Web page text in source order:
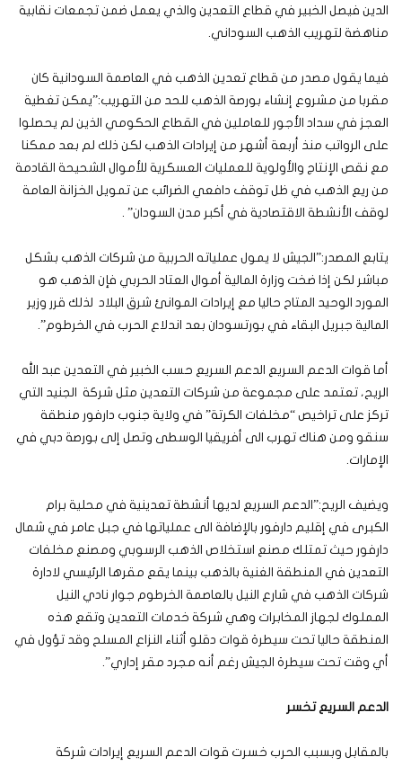
الدين فيصل الخبير في قطاع التعدين والذي يعمل ضمن تجمعات نقابية
مناهضة لتهريب الذهب السوداني.
فيما يقول مصدر من قطاع تعدين الذهب في العاصمة السودانية كان
مقربا من مشروع إنشاء بورصة الذهب للحد من التهريب:”يمكن تغطية
العجز في سداد الأجور للعاملين في القطاع الحكومي الذين لم يحصلوا
على الرواتب منذ أربعة أشهر من إيرادات الذهب لكن ذلك لم بعد ممكنا
مع نقص الإنتاج والأولوية للعمليات العسكرية للأموال الشحيحة القادمة
من ريع الذهب في ظل توقف دافعي الضرائب عن تمويل الخزانة العامة
لوقف الأنشطة الاقتصادية في أكبر مدن السودان” .
يتابع المصدر:”الجيش لا يمول عملياته الحربية من شركات الذهب بشكل
مباشر لكن إذا ضخت وزارة المالية أموال العتاد الحربي فإن الذهب هو
المورد الوحيد المتاح حاليا مع إيرادات الموانئ شرق البلاد لذلك قرر وزير
المالية جبريل البقاء في بورتسودان بعد اندلاع الحرب في الخرطوم”.
أما قوات الدعم السريع الدعم السريع حسب الخبير في التعدين عبد الله
الريح، تعتمد على مجموعة من شركات التعدين مثل شركة الجنيد التي
تركز على تراخيص “مخلفات الكرتة” في ولاية جنوب دارفور منطقة
سنقو ومن هناك تهرب الى أفريقيا الوسطى وتصل إلى بورصة دبي في
الإمارات.
ويضيف الريح:”الدعم السريع لديها أنشطة تعدينية في محلية برام
الكبرى في إقليم دارفور بالإضافة الى عملياتها في جبل عامر في شمال
دارفور حيث تمتلك مصنع استخلاص الذهب الرسوبي ومصنع مخلفات
التعدين في المنطقة الغنية بالذهب بينما يقع مقرها الرئيسي لادارة
شركات الذهب في شارع النيل بالعاصمة الخرطوم جوار نادي النيل
المملوك لجهاز المخابرات وهي شركة خدمات التعدين وتقع هذه
المنطقة حاليا تحت سيطرة قوات دقلو أثناء النزاع المسلح وقد تؤول في
أي وقت تحت سيطرة الجيش رغم أنه مجرد مقر إداري”.
الدعم السريع تخسر
بالمقابل وبسبب الحرب خسرت قوات الدعم السريع إيرادات شركة